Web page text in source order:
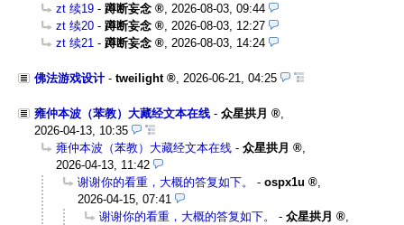
zt 续19 - 蹲断妄念 , 2026-08-03, 09:44
zt 续20 - 蹲断妄念 , 2026-08-03, 12:27
zt 续21 - 蹲断妄念 , 2026-08-03, 14:24
佛法游戏设计- tweilight , 2026-06-21, 04:25
雍仲本波（苯教）大藏经文本在线 - 众星拱月
2026-04-13, 10:35
雍仲本波（苯教）大藏经文本在线 - 众星拱月
2026-04-13, 11:42
谢谢你的看重，大概的答复如下。
- ospx1u
2026-04-15, 07:41
谢谢你的看重，大概的答复如下。
- 众星拱月